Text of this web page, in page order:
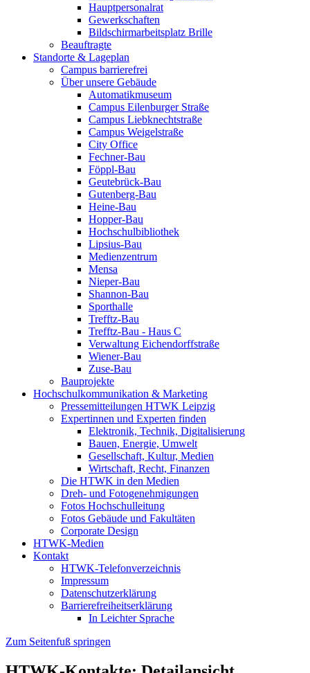
Hauptpersonalrat
Gewerkschaften
Bildschirmarbeitsplatz Brille
Beauftragte
Standorte & Lageplan
Campus barrierefrei
Über unsere Gebäude
Automatikmuseum
Campus Eilenburger Straße
Campus Liebknechtstraße
Campus Weigelstraße
City Office
Fechner-Bau
Föppl-Bau
Geutebrück-Bau
Gutenberg-Bau
Heine-Bau
Hopper-Bau
Hochschulbibliothek
Lipsius-Bau
Medienzentrum
Mensa
Nieper-Bau
Shannon-Bau
Sporthalle
Trefftz-Bau
Trefftz-Bau - Haus C
Verwaltung Eichendorffstraße
Wiener-Bau
Zuse-Bau
Bauprojekte
Hochschulkommunikation & Marketing
Pressemitteilungen HTWK Leipzig
Expertinnen und Experten finden
Elektronik, Technik, Digitalisierung
Bauen, Energie, Umwelt
Gesellschaft, Kultur, Medien
Wirtschaft, Recht, Finanzen
Die HTWK in den Medien
Dreh- und Fotogenehmigungen
Fotos Hochschulleitung
Fotos Gebäude und Fakultäten
Corporate Design
HTWK-Medien
Kontakt
HTWK-Telefonverzeichnis
Impressum
Datenschutzerklärung
Barrierefreiheitserklärung
In Leichter Sprache
Zum Seitenfuß springen